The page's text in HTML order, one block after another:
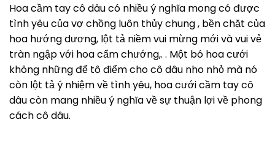
Hoa cầm tay cô dâu có nhiều ý nghĩa mong có được
tình yêu của vợ chồng luôn thủy chung , bền chặt của
hoa hướng dương, lột tả niềm vui mừng mới và vui vẻ
tràn ngập với hoa cẩm chướng,. . Một bó hoa cưới
không những để tô điểm cho cô dâu nho nhỏ mà nó
còn lột tả ý nhiệm về tình yêu, hoa cưới cầm tay cô
dâu còn mang nhiều ý nghĩa về sự thuận lợi về phong
cách cô dâu.